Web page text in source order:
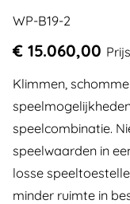
WP-B19-2
€ 15.060,00
Klimmen,
speelcombinatie.
speelwaarden in
losse
minder ruimte in